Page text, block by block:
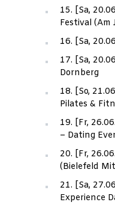
15. [Sa,
Festival (Am
16. [Sa,
17. [Sa,
Dornberg
18. [So,
Pilates &
19. [Fr,
– Dating
20. [Fr,
(Bielefeld
21. [Sa,
Experience